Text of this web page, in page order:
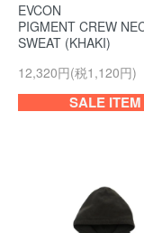
EVCON
PIGMENT CREW
SWEAT (KHAKI)
12,320円(税1,120円)
SALE ITEM